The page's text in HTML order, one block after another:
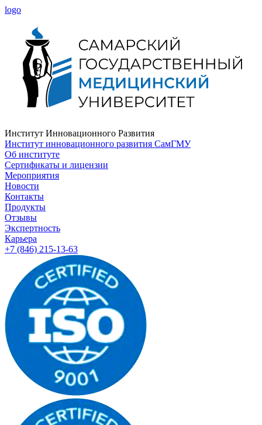
logo
Институт Инновационного Развития
Институт инновационного развития СамГМУ
Об институте
Сертификаты и лицензии
Мероприятия
Новости
Контакты
Продукты
Отзывы
Экспертность
Карьера
+7 (846) 215-13-63